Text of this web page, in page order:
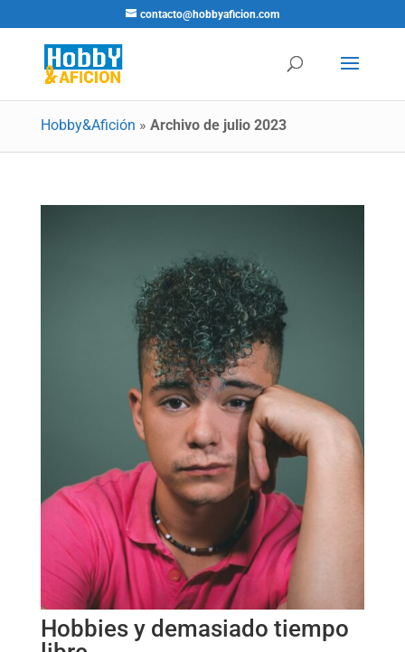
contacto@hobbyaficion.com
Hobby&Afición » Archivo de julio 2023
Hobbies y demasiado tiempo